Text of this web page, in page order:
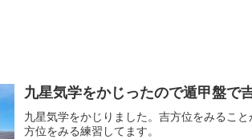
九星気学をかじったので遁甲盤で
九星気学をかじりました。吉方位をみるこ
方位をみる練習してます。